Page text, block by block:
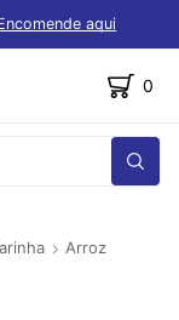
aqui
0
Arroz